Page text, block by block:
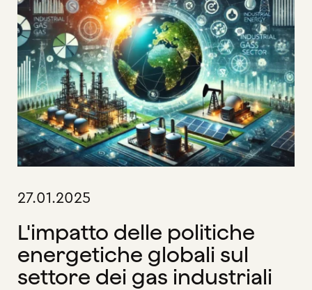
27.01.2025
L'impatto delle politiche
energetiche globali sul
settore dei gas industriali